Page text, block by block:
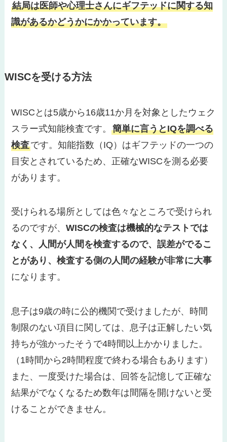
結局は医師や心理士さんにギフテッドに関する知
識があるかどうかにかかっています。
WISCを受ける方法
WISCとは5歳から16歳11か月を対象としたウェク
スラー式知能検査です。簡単に言うとIQを調べる
検査です。知能指数（IQ）はギフテッドの一つの
目安とされているため、正確なWISCを測る必要
があります。
受けられる場所としては色々なところで受けられ
るのですが、WISCの検査は機械的なテストでは
なく、人間が人間を検査するので、誤差がでるこ
とがあり、検査する側の人間の経験が非常に大事
になります。
息子は9歳の時に公的機関で受けましたが、時間
制限のない項目に関しては、息子は正解したい気
持ちが強かったそうで4時間以上かかりました。
（1時間から2時間程度で終わる場合もあります）
また、一度受けた場合は、回答を記憶して正確な
結果がでなくなるため数年は間隔を開けないと受
けることができません。